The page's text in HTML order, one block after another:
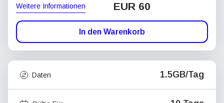
Weitere Informationen EUR 60
In den Warenkorb
Daten 1.5GB/Tag